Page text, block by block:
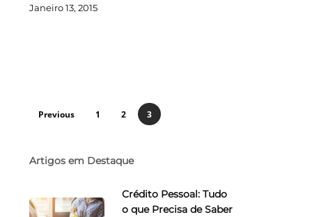
Janeiro 13, 2015
Previous 1 2 3
Artigos em Destaque
Crédito Pessoal: Tudo
o que Precisa de Saber